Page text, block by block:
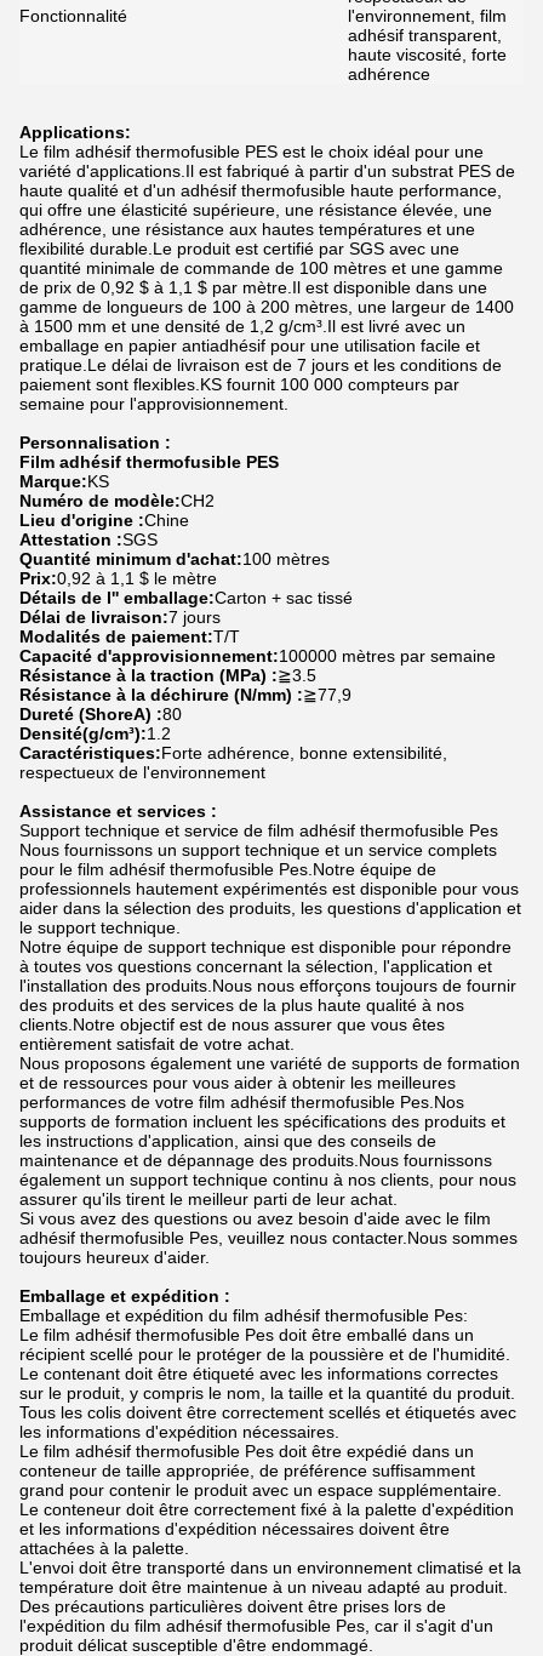
Fonctionnalité
l'environnement, film
adhésif transparent,
haute viscosité, forte
adhérence
Applications:
Le film adhésif thermofusible PES est le choix idéal pour une
variété d'applications.Il est fabriqué à partir d'un substrat PES de
haute qualité et d'un adhésif thermofusible haute performance,
qui offre une élasticité supérieure, une résistance élevée, une
adhérence, une résistance aux hautes températures et une
flexibilité durable.Le produit est certifié par SGS avec une
quantité minimale de commande de 100 mètres et une gamme
de prix de 0,92 $ à 1,1 $ par mètre.Il est disponible dans une
gamme de longueurs de 100 à 200 mètres, une largeur de 1400
à 1500 mm et une densité de 1,2 g/cm³.Il est livré avec un
emballage en papier antiadhésif pour une utilisation facile et
pratique.Le délai de livraison est de 7 jours et les conditions de
paiement sont flexibles.KS fournit 100 000 compteurs par
semaine pour l'approvisionnement.
Personnalisation :
Film adhésif thermofusible PES
Marque:KS
Numéro de modèle:CH2
Lieu d'origine :Chine
Attestation :SGS
Quantité minimum d'achat:100 mètres
Prix:0,92 à 1,1 $ le mètre
Détails de l'' emballage:Carton + sac tissé
Délai de livraison:7 jours
Modalités de paiement:T/T
Capacité d'approvisionnement:100000 mètres par semaine
Résistance à la traction (MPa) :≧3.5
Résistance à la déchirure (N/mm) :≧77,9
Dureté (ShoreA) :80
Densité(g/cm³):1.2
Caractéristiques:Forte adhérence, bonne extensibilité,
respectueux de l'environnement
Assistance et services :
Support technique et service de film adhésif thermofusible Pes
Nous fournissons un support technique et un service complets
pour le film adhésif thermofusible Pes.Notre équipe de
professionnels hautement expérimentés est disponible pour vous
aider dans la sélection des produits, les questions d'application et
le support technique.
Notre équipe de support technique est disponible pour répondre
à toutes vos questions concernant la sélection, l'application et
l'installation des produits.Nous nous efforçons toujours de fournir
des produits et des services de la plus haute qualité à nos
clients.Notre objectif est de nous assurer que vous êtes
entièrement satisfait de votre achat.
Nous proposons également une variété de supports de formation
et de ressources pour vous aider à obtenir les meilleures
performances de votre film adhésif thermofusible Pes.Nos
supports de formation incluent les spécifications des produits et
les instructions d'application, ainsi que des conseils de
maintenance et de dépannage des produits.Nous fournissons
également un support technique continu à nos clients, pour nous
assurer qu'ils tirent le meilleur parti de leur achat.
Si vous avez des questions ou avez besoin d'aide avec le film
adhésif thermofusible Pes, veuillez nous contacter.Nous sommes
toujours heureux d'aider.
Emballage et expédition :
Emballage et expédition du film adhésif thermofusible Pes:
Le film adhésif thermofusible Pes doit être emballé dans un
récipient scellé pour le protéger de la poussière et de l'humidité.
Le contenant doit être étiqueté avec les informations correctes
sur le produit, y compris le nom, la taille et la quantité du produit.
Tous les colis doivent être correctement scellés et étiquetés avec
les informations d'expédition nécessaires.
Le film adhésif thermofusible Pes doit être expédié dans un
conteneur de taille appropriée, de préférence suffisamment
grand pour contenir le produit avec un espace supplémentaire.
Le conteneur doit être correctement fixé à la palette d'expédition
et les informations d'expédition nécessaires doivent être
attachées à la palette.
L'envoi doit être transporté dans un environnement climatisé et la
température doit être maintenue à un niveau adapté au produit.
Des précautions particulières doivent être prises lors de
l'expédition du film adhésif thermofusible Pes, car il s'agit d'un
produit délicat susceptible d'être endommagé.